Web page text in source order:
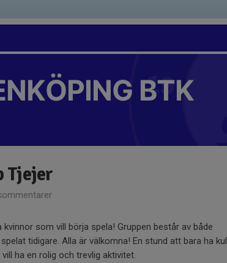
BTK
Tjejer
kvinnor som vill börja spela! Gruppen består av både
tidigare. Alla är välkomna! En stund att bara ha kul
ha en rolig och trevlig aktivitet.